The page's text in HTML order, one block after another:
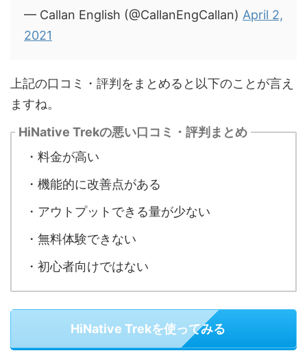
— Callan English (@CallanEngCallan) April 2,
2021
上記の口コミ・評判をまとめると以下のことが言え
ますね。
HiNative Trekの悪い口コミ・評判まとめ
・料金が高い
・機能的に改善点がある
・アウトプットできる量が少ない
・無料体験できない
・初心者向けではない
HiNative Trekを使ってみる